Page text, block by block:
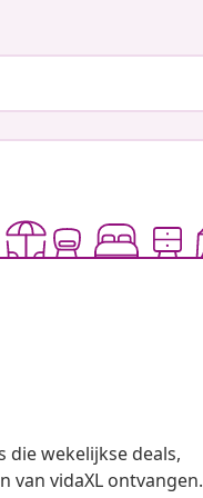
die wekelijkse deals,
van vidaXL ontvangen.